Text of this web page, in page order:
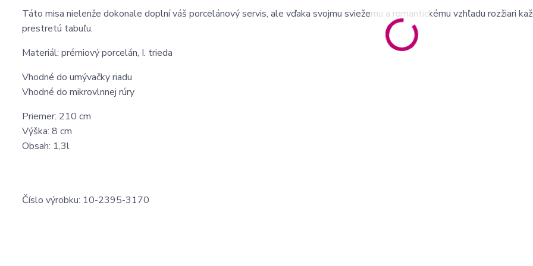
Táto misa nielenže dokonale doplní váš porcelánový servis, ale vďaka svojmu sviežemu a romantickému vzhľadu rozžiari
prestretú tabuľu.
Materiál: prémiový porcelán, I. trieda
Vhodné do umývačky riadu
Vhodné do mikrovlnnej rúry
Priemer: 210 cm
Výška: 8 cm
Obsah: 1,3l
Číslo výrobku: 10-2395-3170